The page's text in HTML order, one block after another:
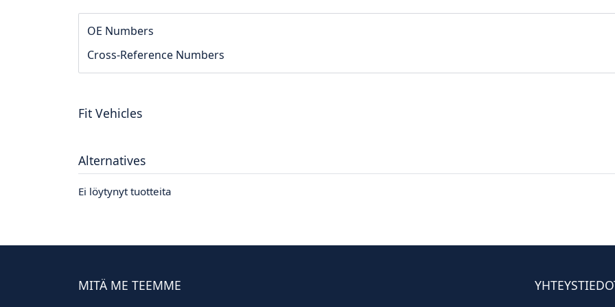
OE Numbers
Cross-Reference Numbers
Fit Vehicles
Alternatives
Ei löytynyt tuotteita
MITÄ ME TEEMME